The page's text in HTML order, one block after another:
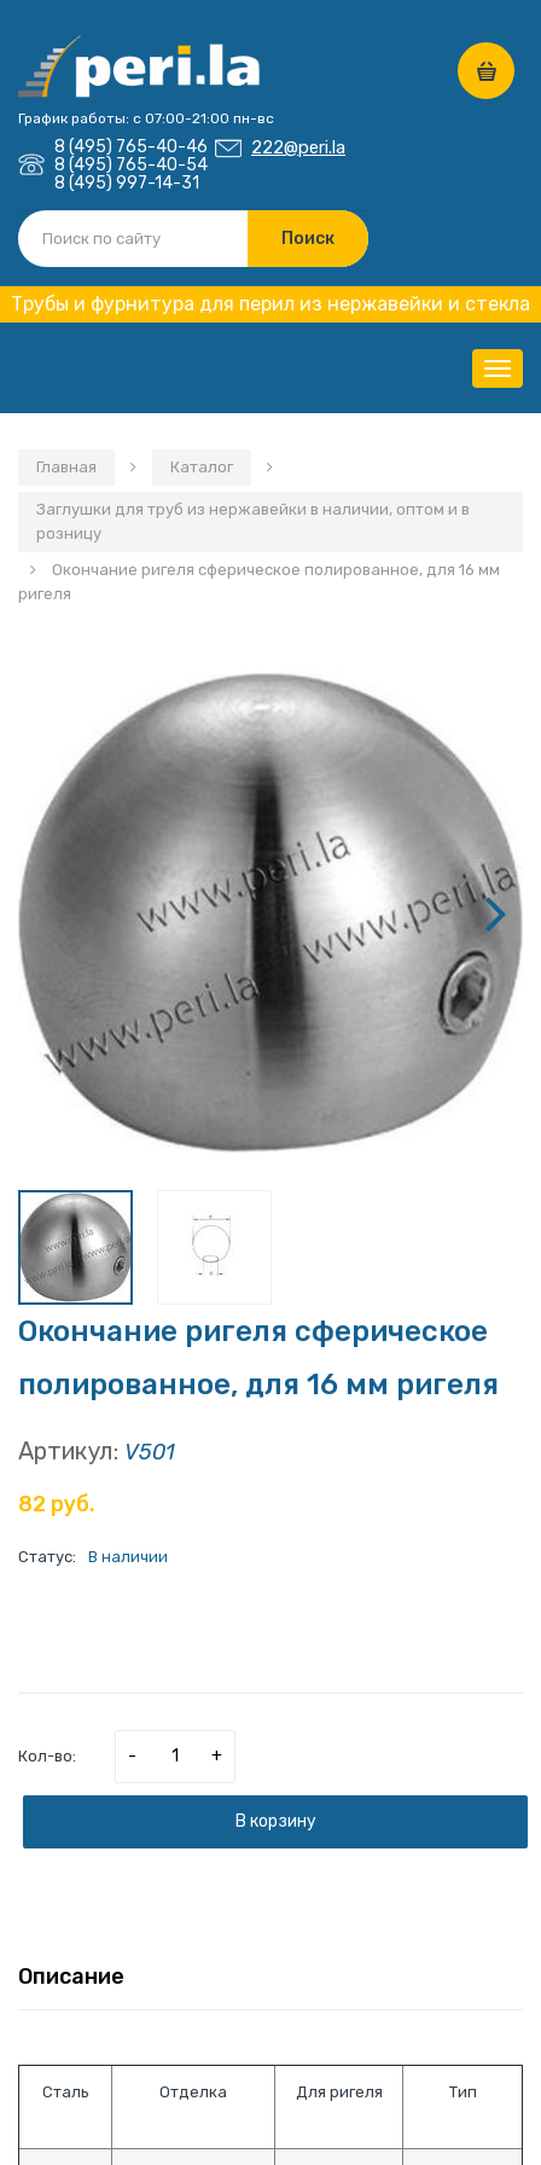
График работы: с 07:00-21:00 пн-вс
8 (495) 765-40-46
8 (495) 765-40-54
8 (495) 997-14-31
222@peri.la
Трубы и фурнитура для перил из нержавейки и стекла
Главная Каталог
Заглушки для труб из нержавейки в наличии, оптом и в
розницу
Окончание ригеля сферическое полированное, для 16 мм
ригеля
Окончание ригеля сферическое
полированное, для 16 мм ригеля
Артикул: V501
82 руб.
Статус: В наличии
Кол-во: - +
В корзину
Описание
Сталь Отделка Для ригеля Тип